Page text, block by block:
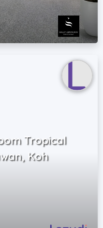
Tropical
Koh